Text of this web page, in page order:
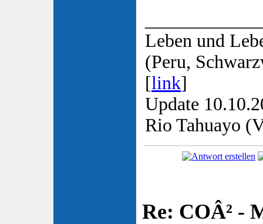
Leben und
(Peru,
[link]
Update
Rio Tahuayo
Re: COÂ² -